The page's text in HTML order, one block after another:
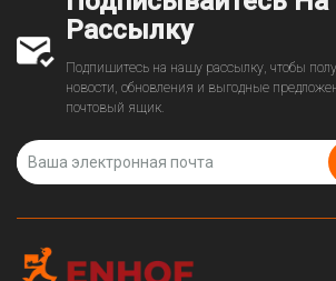
Рассылку
Подпишитесь на нашу рассылку, чтобы
новости, обновления и выгодные
почтовый ящик.